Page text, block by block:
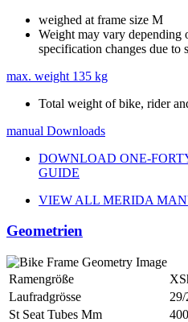
weighed at frame size M
Weight may vary depending
specification changes due to
max. weight 135 kg
Total weight of bike, rider
manual Downloads
DOWNLOAD ONE-
GUIDE
VIEW ALL MERIDA
Geometrien
Ramengröße
Laufradgrösse
St Seat Tubes Mm
400